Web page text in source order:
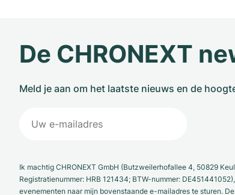
De CHRONEXT
Meld je aan om het laatste nieuws en de
Ik machtig CHRONEXT GmbH (Butzweilerhofallee 4, 50829
Registratienummer: HRB 121434; BTW-nummer:
evenementen naar mijn bovenstaande e-mailadres te sturen.